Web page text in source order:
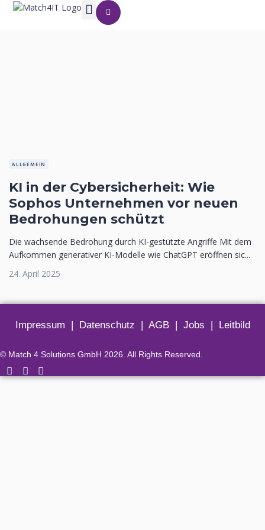
ALLGEMEIN
KI in der Cybersicherheit: Wie
Sophos Unternehmen vor neuen
Bedrohungen schützt
Die wachsende Bedrohung durch KI-gestützte Angriffe Mit dem
Aufkommen generativer KI-Modelle wie ChatGPT eröffnen sic...
24. April 2025
Impressum | Datenschutz | AGB| Jobs | Leitbild
© Match 4 Solutions GmbH 2026. All Rights Reserved.